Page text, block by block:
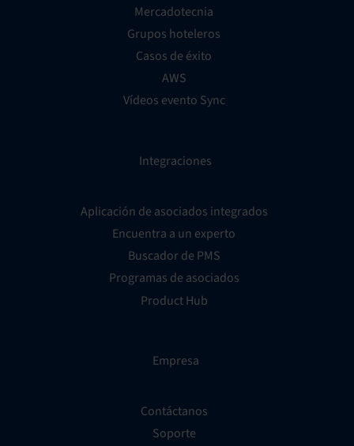
Mercadotecnia
Grupos hoteleros
Casos de éxito
AWS
Vídeos evento Sync
Integraciones
Aplicación de asociados integrados
Encuentra a un experto
Buscador de PMS
Programas de asociados
Product Hub
Empresa
Contáctanos
Soporte